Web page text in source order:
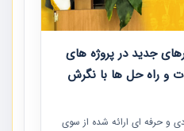
جدید در پروژه های
و راه حل ها با نگرش
و حرفه‏ ای ارائه شده از سوی